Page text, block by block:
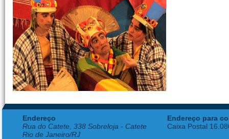
Endereço
Rua do Catete, 338 Sobreloja - Catete
Rio de Janeiro/RJ
Endereço para
Caixa Postal